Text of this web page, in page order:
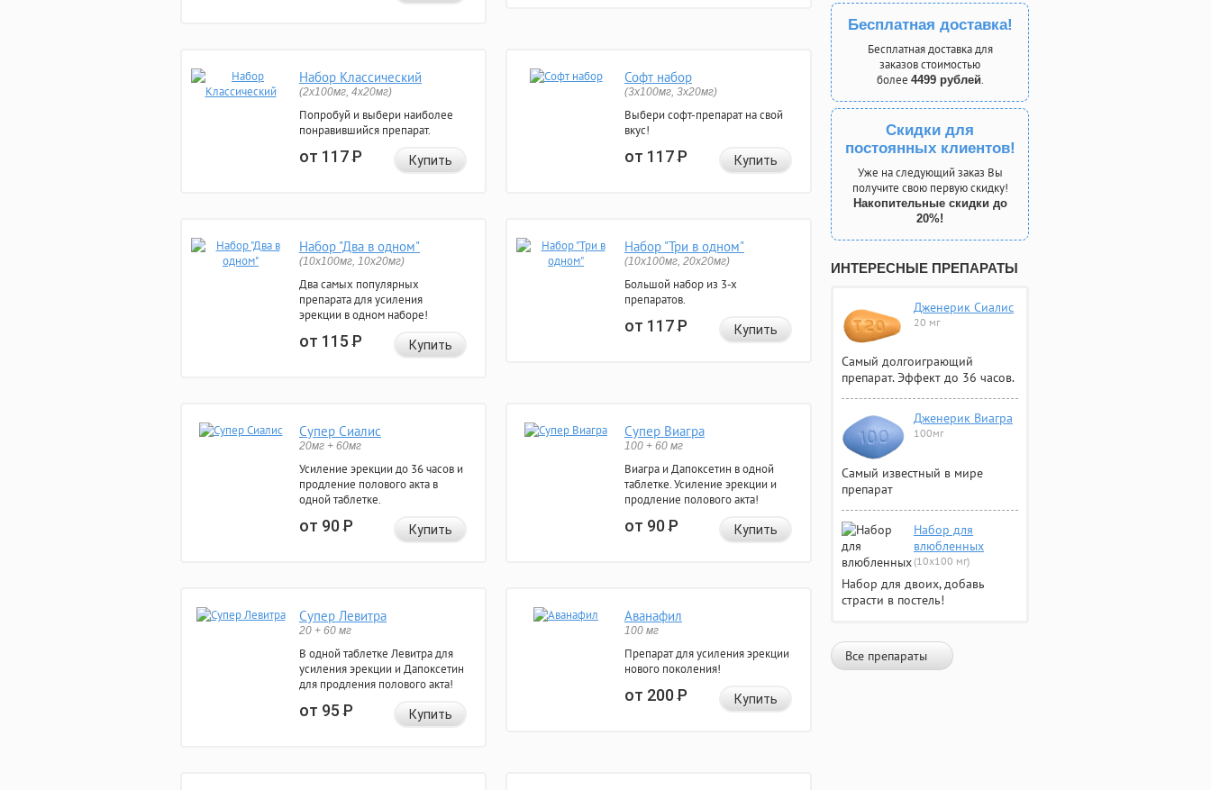
Набор Классический
(2x100мг, 4x20мг)
Попробуй и выбери наиболее
понравившийся препарат.
от 117Р Купить
Софт набор
(3x100мг, 3x20мг)
Выбери софт-препарат на свой
вкус!
от 117Р Купить
Набор "Два в одном"
(10x100мг, 10x20мг)
Два самых популярных
препарата для усиления
эрекции в одном наборе!
от 115Р Купить
Набор "Три в одном"
(10x100мг, 20x20мг)
Большой набор из 3-х
препаратов.
от 117Р Купить
Супер Сиалис
20мг + 60мг
Усиление эрекции до 36 часов и
продление полового акта в
одной таблетке.
от 90Р Купить
Супер Виагра
100 + 60 мг
Виагра и Дапоксетин в одной
таблетке. Усиление эрекции и
продление полового акта!
от 90Р Купить
Супер Левитра
20 + 60 мг
В одной таблетке Левитра для
усиления эрекции и Дапоксетин
для продления полового акта!
от 95Р Купить
Аванафил
100 мг
Препарат для усиления эрекции
нового поколения!
от 200Р Купить
Бесплатная доставка!
Бесплатная доставка для
заказов стоимостью
более 4499 рублей.
Скидки для
постоянных клиентов!
Уже на следующий заказ Вы
получите свою первую скидку!
Накопительные скидки до
20%!
ИНТЕРЕСНЫЕ ПРЕПАРАТЫ
Дженерик Сиалис
20 мг
Самый долгоиграющий
препарат. Эффект до 36 часов.
Дженерик Виагра
100мг
Самый известный в мире
препарат
Набор для
влюбленных
(10х100 мг)
Набор для двоих, добавь
страсти в постель!
Все препараты